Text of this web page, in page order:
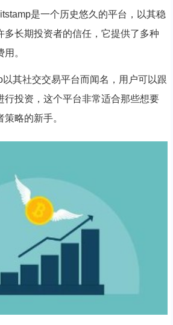
是一个历史悠久的平台，以其稳
多长期投资者的信任，它提供了多种
。
以其社交交易平台而闻名，用户可以跟
行投资，这个平台非常适合那些想要
略的新手。